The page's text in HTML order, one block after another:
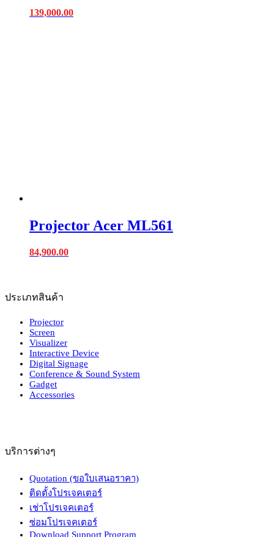
139,000.00
Projector Acer ML561
84,900.00
ประเภทสินค้า
Projector
Screen
Visualizer
Interactive Device
Digital Signage
Conference & Sound System
Gadget
Accessories
บริการต่างๆ
Quotation (ขอใบเสนอราคา)
ติดตั้งโปรเจคเตอร์
เช่าโปรเจคเตอร์
ซ่อมโปรเจคเตอร์
Download Support Program